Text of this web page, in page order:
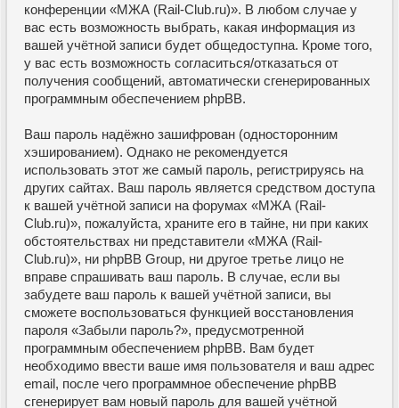
конференции «МЖА (Rail-Club.ru)». В любом случае у
вас есть возможность выбрать, какая информация из
вашей учётной записи будет общедоступна. Кроме того,
у вас есть возможность согласиться/отказаться от
получения сообщений, автоматически сгенерированных
программным обеспечением phpBB.
Ваш пароль надёжно зашифрован (односторонним
хэшированием). Однако не рекомендуется
использовать этот же самый пароль, регистрируясь на
других сайтах. Ваш пароль является средством доступа
к вашей учётной записи на форумах «МЖА (Rail-
Club.ru)», пожалуйста, храните его в тайне, ни при каких
обстоятельствах ни представители «МЖА (Rail-
Club.ru)», ни phpBB Group, ни другое третье лицо не
вправе спрашивать ваш пароль. В случае, если вы
забудете ваш пароль к вашей учётной записи, вы
сможете воспользоваться функцией восстановления
пароля «Забыли пароль?», предусмотренной
программным обеспечением phpBB. Вам будет
необходимо ввести ваше имя пользователя и ваш адрес
email, после чего программное обеспечение phpBB
сгенерирует вам новый пароль для вашей учётной